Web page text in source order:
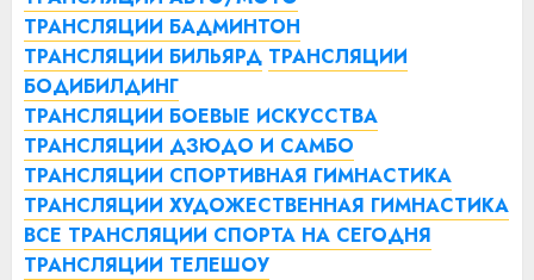
ТРАНСЛЯЦИИ БАДМИНТОН
ТРАНСЛЯЦИИ БИЛЬЯРД ТРАНСЛЯЦИИ
БОДИБИЛДИНГ
ТРАНСЛЯЦИИ БОЕВЫЕ ИСКУССТВА
ТРАНСЛЯЦИИ ДЗЮДО И САМБО
ТРАНСЛЯЦИИ СПОРТИВНАЯ ГИМНАСТИКА
ТРАНСЛЯЦИИ ХУДОЖЕСТВЕННАЯ ГИМНАСТИКА
ВСЕ ТРАНСЛЯЦИИ СПОРТА НА СЕГОДНЯ
ТРАНСЛЯЦИИ ТЕЛЕШОУ